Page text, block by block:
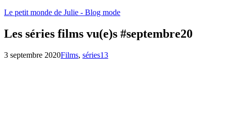
Le petit monde de Julie - Blog mode
Les séries films vu(e)s #septembre20
3 septembre 2020Films, séries13